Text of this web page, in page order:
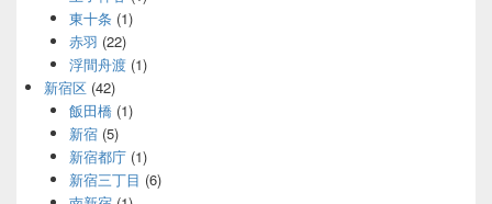
東十条 (1)
赤羽 (22)
浮間舟渡(1)
新宿区 (42)
飯田橋(1)
新宿(5)
新宿都庁(1)
新宿三丁目 (6)